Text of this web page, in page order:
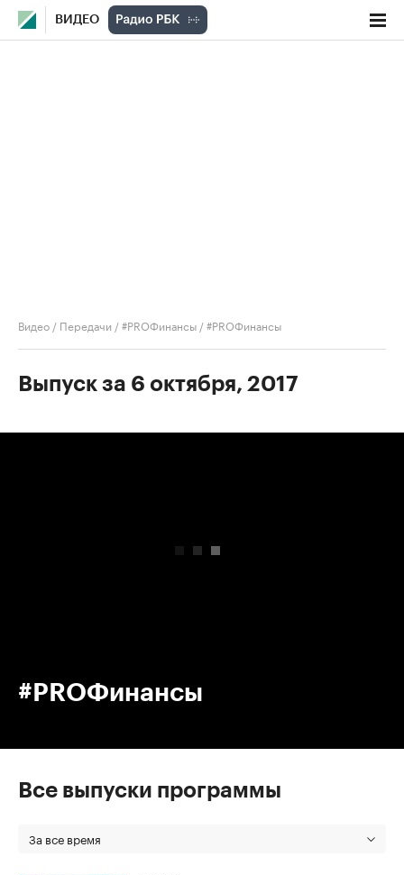
ВИДЕО
Видео / Передачи /#PROФинансы /#PROФинансы
Выпуск за 6 октября, 2017
#PROФинансы
Все выпуски программы
За все время